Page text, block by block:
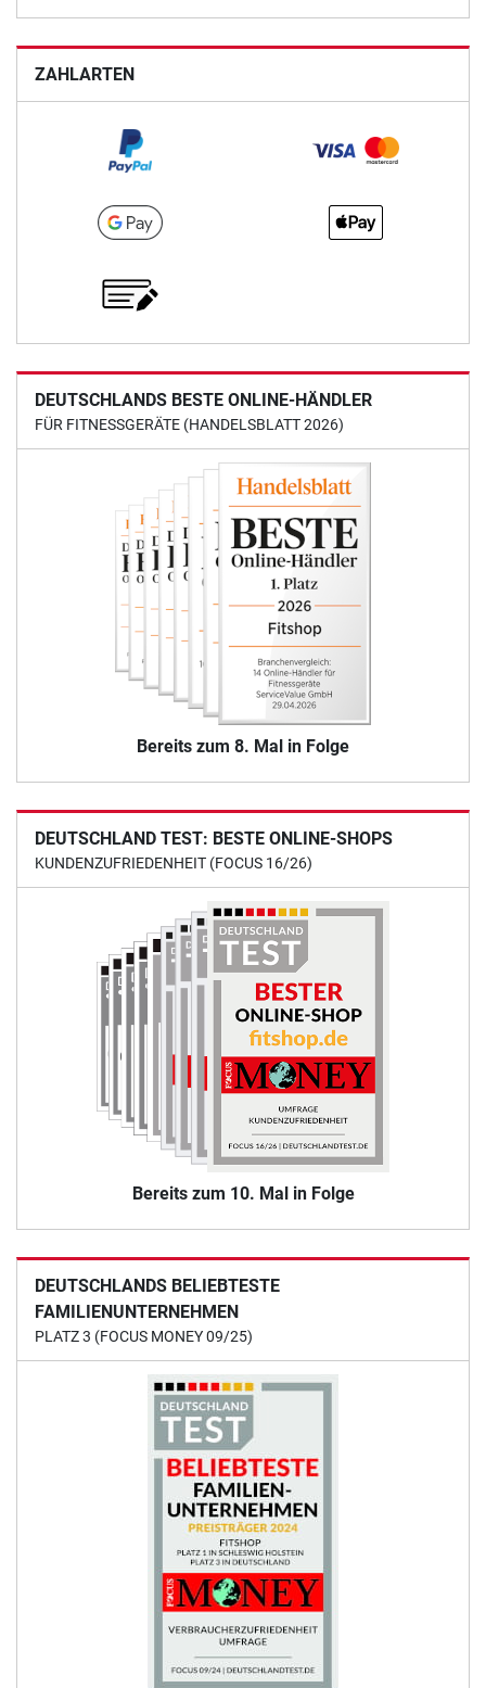
ZAHLARTEN
DEUTSCHLANDS BESTE ONLINE-HÄNDLER
FÜR FITNESSGERÄTE (HANDELSBLATT 2026)
Bereits zum 8. Mal in Folge
DEUTSCHLAND TEST: BESTE ONLINE-SHOPS
KUNDENZUFRIEDENHEIT (FOCUS 16/26)
Bereits zum 10. Mal in Folge
DEUTSCHLANDS BELIEBTESTE
FAMILIENUNTERNEHMEN
PLATZ 3 (FOCUS MONEY 09/25)